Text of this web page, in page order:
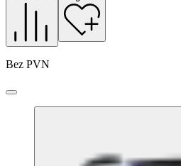
Bez PVN